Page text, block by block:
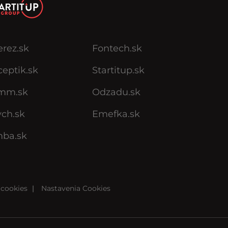
Fontech.sk
Startitup.sk
Odzadu.sk
Emefka.sk
| Nastavenia Cookies